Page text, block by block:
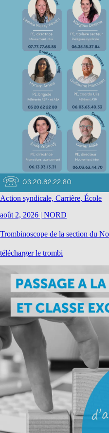
Action syndicale, Carrière, École
août 2, 2026 | NORD
Trombinoscope de la section du
télécharger le trombi